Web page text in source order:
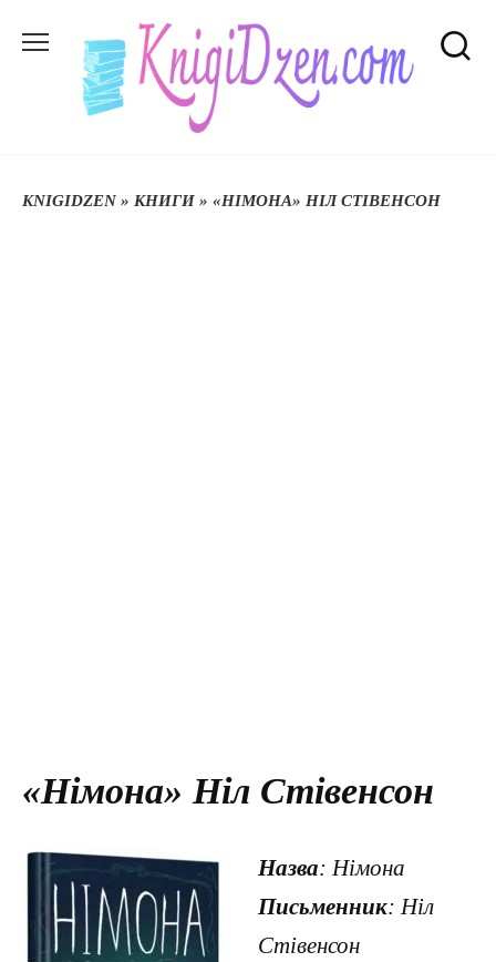
до
KNIGIDZEN» КНИГИ » «НІМОНА» НІЛ СТІВЕНСОН
«Німона» Ніл Стівенсон
Назва: Німона
Письменник: Ніл
Стівенсон